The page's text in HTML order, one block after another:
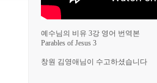
예수님의 비유 3강 영어 번역본
Parables of Jesus 3
창원 김영애님이 수고하셨습니다